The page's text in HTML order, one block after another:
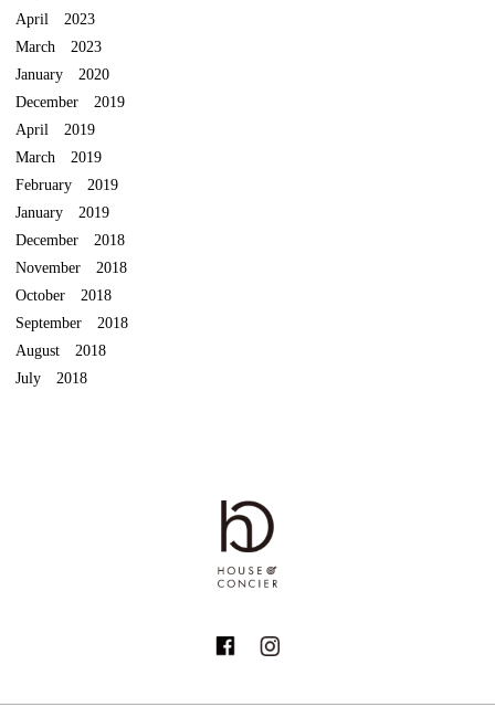
April 2023
March 2023
January 2020
December 2019
April 2019
March 2019
February 2019
January 2019
December 2018
November 2018
October 2018
September 2018
August 2018
July 2018